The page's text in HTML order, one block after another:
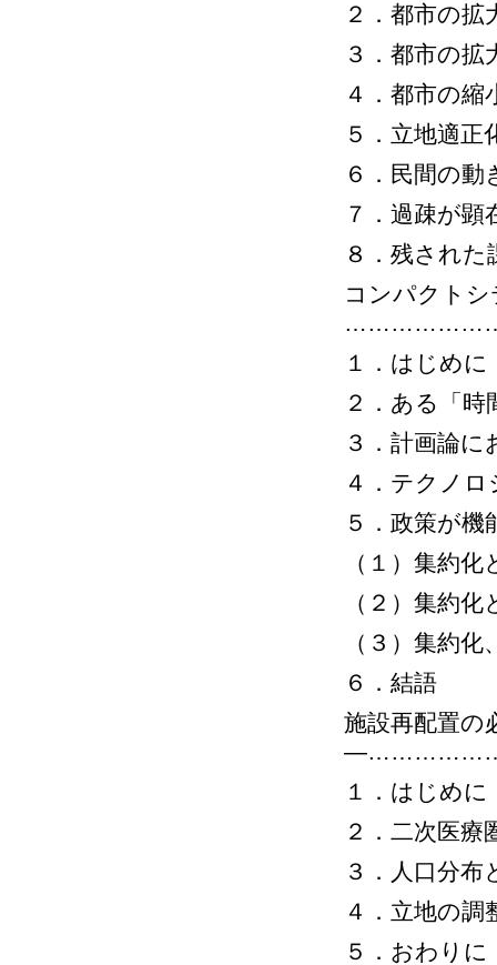
２．都市の
３．都市の拡
４．都市の縮
５．立地適正
６．民間の動
７．過疎が
８．残された
コンパクト
１．はじめに
２．ある「時
３．計画論
４．テクノ
５．政策が機
（１）集約
（２）集約
（３）集約
６．結語
施設再配置の
１．はじめに
２．二次医療
３．人口分布
４．立地の調
５．おわりに